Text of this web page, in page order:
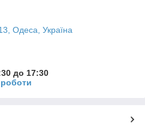
Одеса, Україна
до 17:30